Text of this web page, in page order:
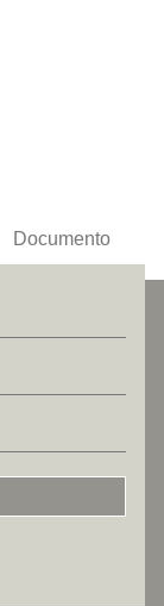
Documento